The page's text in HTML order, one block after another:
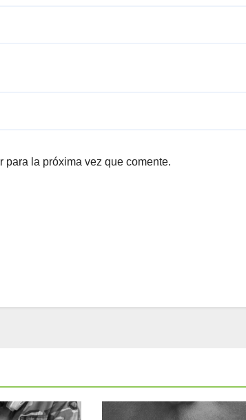
para la próxima vez que comente.